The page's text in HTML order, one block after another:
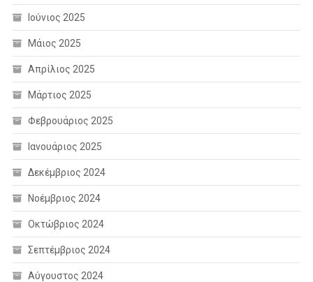
Ιούνιος 2025
Μάιος 2025
Απρίλιος 2025
Μάρτιος 2025
Φεβρουάριος 2025
Ιανουάριος 2025
Δεκέμβριος 2024
Νοέμβριος 2024
Οκτώβριος 2024
Σεπτέμβριος 2024
Αύγουστος 2024